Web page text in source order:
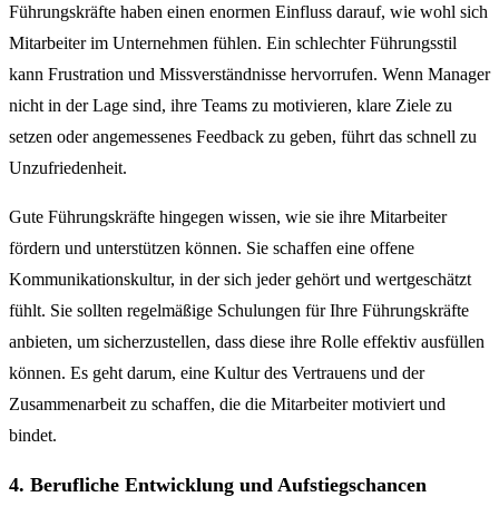
Führungskräfte haben einen enormen Einfluss darauf, wie wohl sich
Mitarbeiter im Unternehmen fühlen. Ein schlechter Führungsstil
kann Frustration und Missverständnisse hervorrufen. Wenn Manager
nicht in der Lage sind, ihre Teams zu motivieren, klare Ziele zu
setzen oder angemessenes Feedback zu geben, führt das schnell zu
Unzufriedenheit.
Gute Führungskräfte hingegen wissen, wie sie ihre Mitarbeiter
fördern und unterstützen können. Sie schaffen eine offene
Kommunikationskultur, in der sich jeder gehört und wertgeschätzt
fühlt. Sie sollten regelmäßige Schulungen für Ihre Führungskräfte
anbieten, um sicherzustellen, dass diese ihre Rolle effektiv ausfüllen
können. Es geht darum, eine Kultur des Vertrauens und der
Zusammenarbeit zu schaffen, die die Mitarbeiter motiviert und
bindet.
4. Berufliche Entwicklung und Aufstiegschancen